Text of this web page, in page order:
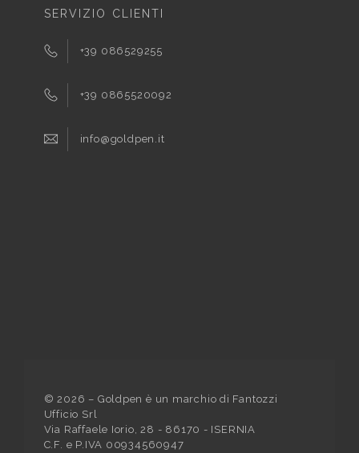
SERVIZIO CLIENTI
+39 086529255
+39 0865520092
info@goldpen.it
© 2026 – Goldpen è un marchio di Fantozzi
Ufficio Srl
Via Raffaele Iorio, 28 - 86170 - ISERNIA
C.F. e P.IVA 00934560947